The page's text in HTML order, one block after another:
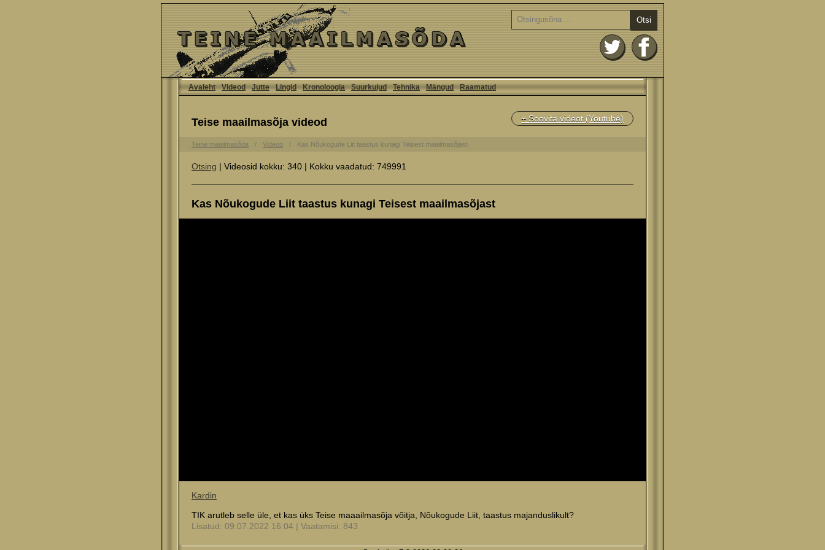
Otsi
Avaleht Videod Jutte Lingid Kronoloogia Suurkujud Tehnika Mängud Raamatud
Teise maailmasõja videod + Soovita videot (Youtube)
Teine maailmasõda Videod Kas Nõukogude Liit taastus kunagi Teisest maailmasõjast
Otsing | Videosid kokku: 340 | Kokku vaadatud: 749991
Kas Nõukogude Liit taastus kunagi Teisest maailmasõjast
Kardin
TIK arutleb selle üle, et kas üks Teise maaailmasõja võitja, Nõukogude Liit, taastus majanduslikult?
Lisatud: 09.07.2022 16:04 | Vaatamisi: 843